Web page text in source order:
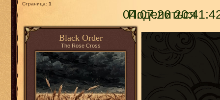
Страница: 1
Поделиться
04.07.26
Black Order
The Rose Cross